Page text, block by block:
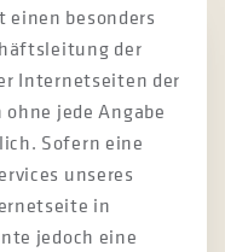
besonders
der
Internetseiten der
jede Angabe
Sofern eine
unseres
in
jedoch eine